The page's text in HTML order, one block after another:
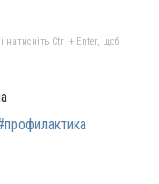
натисніть Ctrl + Enter, щоб